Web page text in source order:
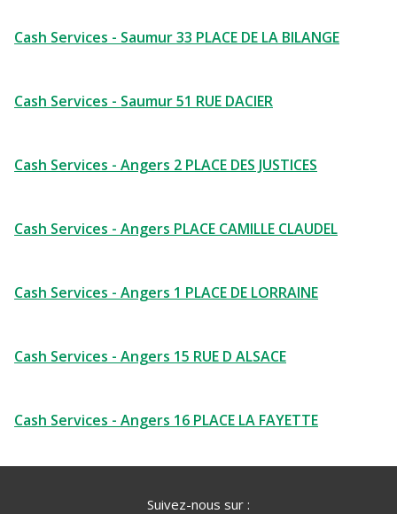
Cash Services - Saumur 33 PLACE DE LA BILANGE
Cash Services - Saumur 51 RUE DACIER
Cash Services - Angers 2 PLACE DES JUSTICES
Cash Services - Angers PLACE CAMILLE CLAUDEL
Cash Services - Angers 1 PLACE DE LORRAINE
Cash Services - Angers 15 RUE D ALSACE
Cash Services - Angers 16 PLACE LA FAYETTE
Suivez-nous sur :